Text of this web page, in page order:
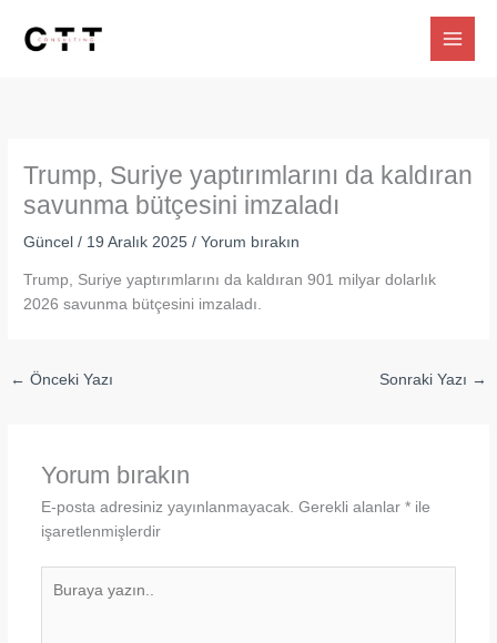
Trump, Suriye yaptırımlarını da kaldıran
savunma bütçesini imzaladı
Güncel / 19 Aralık 2025/Yorum bırakın
Trump, Suriye yaptırımlarını da kaldıran 901 milyar dolarlık
2026 savunma bütçesini imzaladı.
← Önceki Yazı Sonraki Yazı →
Yorum bırakın
E-posta adresiniz yayınlanmayacak. Gerekli alanlar *ile
işaretlenmişlerdir